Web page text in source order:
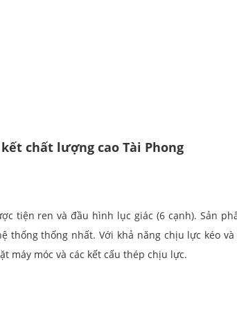
chất lượng cao Tài Phong
tiện ren và đầu hình lục giác (6 cạnh). Sản
thống thống nhất. Với khả năng chịu lực kéo
máy móc và các kết cấu thép chịu lực.